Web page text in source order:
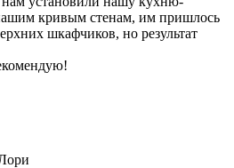
кривым стенам, им пришлось
шкафчиков, но результат